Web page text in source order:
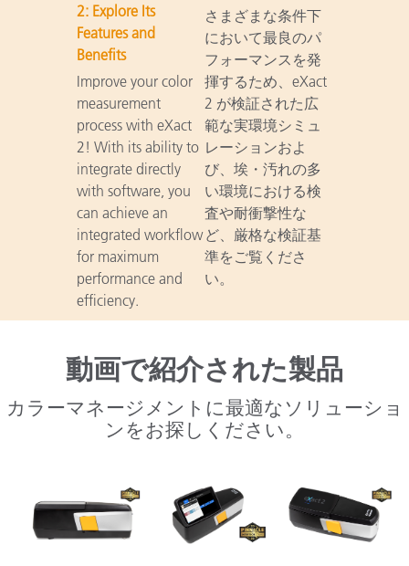
2: Explore Its
Features and
Benefits
Improve your color
measurement
process with eXact
2! With its ability to
integrate directly
with software, you
can achieve an
integrated workflow
for maximum
performance and
efficiency.
さまざまな条件下
において最良のパ
フォーマンスを発
揮するため、eXact
2 が検証された広
範な実環境シミュ
レーションおよ
び、埃・汚れの多
い環境における検
査や耐衝撃性な
ど、厳格な検証基
準をご覧くださ
い。
動画で紹介された製品
カラーマネージメントに最適なソリューショ
ンをお探しください。